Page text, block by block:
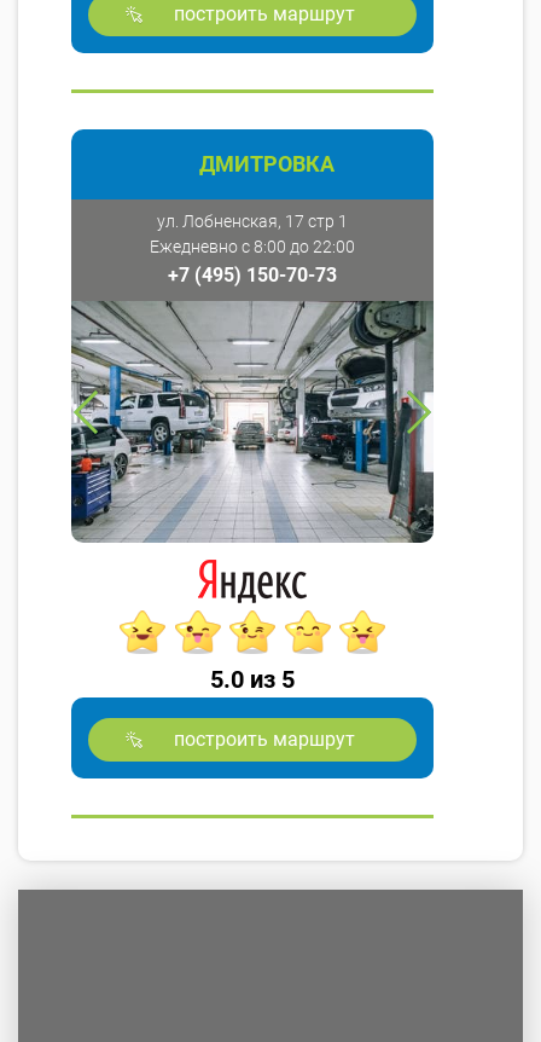
построить маршрут
ДМИТРОВКА
ул. Лобненская, 17 стр 1
Ежедневно с 8:00 до 22:00
+7 (495) 150-70-73
5.0 из 5
построить маршрут